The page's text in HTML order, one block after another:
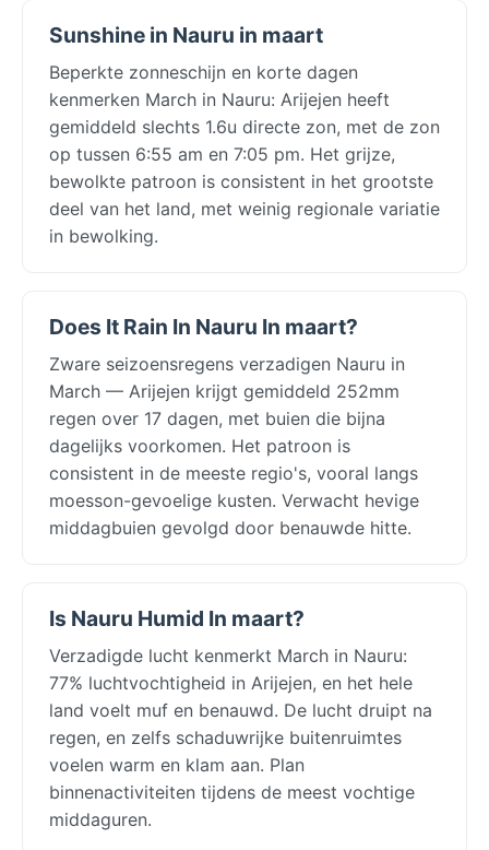
Sunshine in Nauru in maart
Beperkte zonneschijn en korte dagen
kenmerken March in Nauru: Arijejen heeft
gemiddeld slechts 1.6u directe zon, met de zon
op tussen 6:55 am en 7:05 pm. Het grijze,
bewolkte patroon is consistent in het grootste
deel van het land, met weinig regionale variatie
in bewolking.
Does It Rain In Nauru In maart?
Zware seizoensregens verzadigen Nauru in
March — Arijejen krijgt gemiddeld 252mm
regen over 17 dagen, met buien die bijna
dagelijks voorkomen. Het patroon is
consistent in de meeste regio's, vooral langs
moesson-gevoelige kusten. Verwacht hevige
middagbuien gevolgd door benauwde hitte.
Is Nauru Humid In maart?
Verzadigde lucht kenmerkt March in Nauru:
77% luchtvochtigheid in Arijejen, en het hele
land voelt muf en benauwd. De lucht druipt na
regen, en zelfs schaduwrijke buitenruimtes
voelen warm en klam aan. Plan
binnenactiviteiten tijdens de meest vochtige
middaguren.